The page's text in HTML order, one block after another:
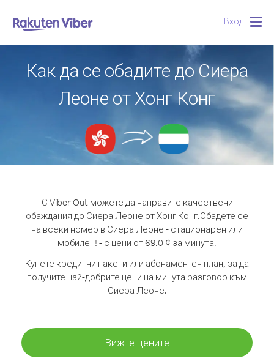
Вход
Как да се обадите до Сиера
Леоне от Хонг Конг
С Viber Out можете да направите качествени
обаждания до Сиера Леоне от Хонг Конг.Обадете се
на всеки номер в Сиера Леоне - стационарен или
мобилен! - с цени от 69.0 ¢ за минута.
Купете кредитни пакети или абонаментен план, за да
получите най-добрите цени на минута разговор към
Сиера Леоне.
Вижте цените